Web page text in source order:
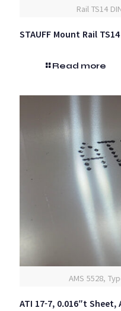
Rail TS14
STAUFF Mount Rail TS14
Read more
AMS 5528,
ATI 17-7, 0.016″t Sheet,